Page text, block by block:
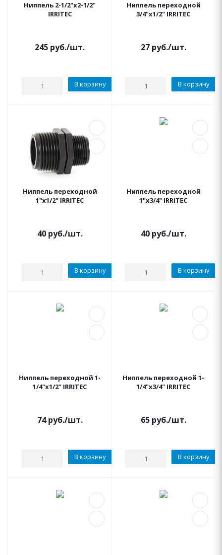
Ниппель 2-1/2"x2-1/2"
IRRITEC
245 руб./шт.
В корзину
Ниппель переходной
3/4"x1/2" IRRITEC
27руб./шт.
В корзину
Ниппель переходной
1"x1/2" IRRITEC
40руб./шт.
В корзину
Ниппель переходной
1"x3/4" IRRITEC
40руб./шт.
В корзину
Ниппель переходной 1-
1/4"x1/2" IRRITEC
74руб./шт.
В корзину
Ниппель переходной 1-
1/4"x3/4" IRRITEC
65руб./шт.
В корзину